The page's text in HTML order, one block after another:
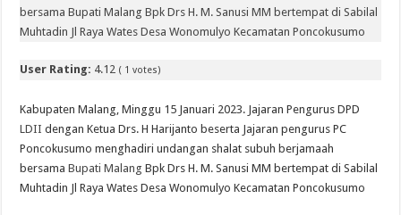
bersama Bupati Malang Bpk Drs H. M. Sanusi MM bertempat di Sabilal
Muhtadin Jl Raya Wates Desa Wonomulyo Kecamatan Poncokusumo
User Rating: 4.12 ( 1 votes)
Kabupaten Malang, Minggu 15 Januari 2023. Jajaran Pengurus DPD
LDII dengan Ketua Drs. H Harijanto beserta Jajaran pengurus PC
Poncokusumo menghadiri undangan shalat subuh berjamaah
bersamaBupati Malang Bpk Drs H. M. Sanusi MM bertempat di Sabilal
Muhtadin Jl Raya Wates Desa Wonomulyo Kecamatan Poncokusumo